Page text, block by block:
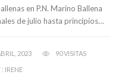
en P.N. Marino Ballena
de julio hasta principios…
2023 90 VISITAS
: IRENE